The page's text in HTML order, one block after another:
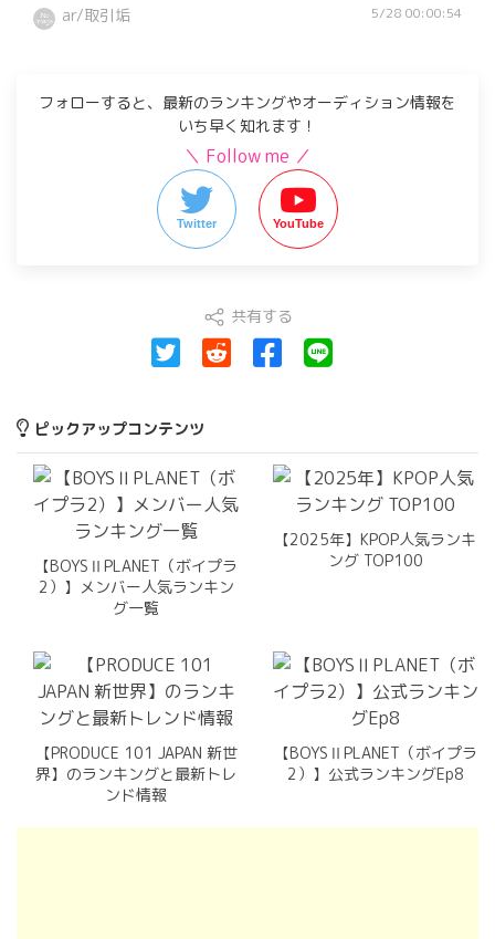
ar/取引垢 5/28 00:00:54
フォローすると、最新のランキングやオーディション情報を
いち早く知れます！
＼ Follow me ／
Twitter YouTube
共有する
ピックアップコンテンツ
【BOYSⅡPLANET（ボイプラ
2）】メンバー人気ランキン
グ一覧
【2025年】KPOP人気ランキ
ング TOP100
【PRODUCE 101 JAPAN 新世
界】のランキングと最新トレ
ンド情報
【BOYSⅡPLANET（ボイプラ
2）】公式ランキングEp8